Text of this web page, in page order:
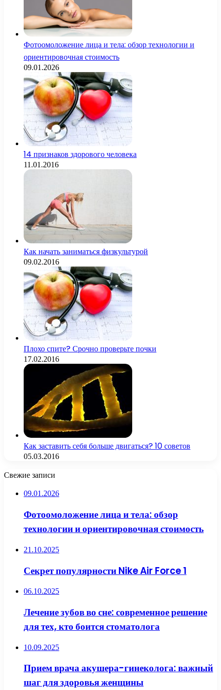
Фотоомоложение лица и тела: обзор технологии и
ориентировочная стоимость
09.01.2026
14 признаков здорового человека
11.01.2016
Как начать заниматься физкультурой
09.02.2016
Плохо спите? Срочно проверьте почки
17.02.2016
Как заставить себя больше двигаться? 10 советов
05.03.2016
Свежие записи
09.01.2026
Фотоомоложение лица и тела: обзор
технологии и ориентировочная стоимость
21.10.2025
Секрет популярности Nike Air Force 1
06.10.2025
Лечение зубов во сне: современное решение
для тех, кто боится стоматолога
10.09.2025
Прием врача акушера-гинеколога: важный
шаг для здоровья женщины